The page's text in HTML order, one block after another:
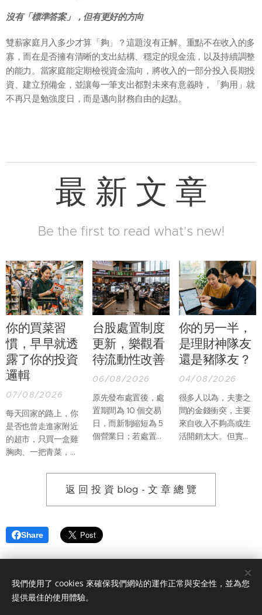
沒有「標準答案」，但有更好的方向
雙薪家庭月入多少才算「夠」？這題沒有正解。重點不在收入的多
寡，而在是否擁有清晰的支出結構、穩定的現金流，以及持續調整
的能力。當家庭能定期檢視資金流向，將收入的一部分投入長期投
資、建立預備金，並讓每一筆支出都對未來有意義時，「夠用」就
不再只是勉強度日，而是邁向財務自由的起點。
最 新 文 章
Be the first to read what's new!
你的買菜習
慣，早早就透
露了你的投資
邏輯
07/08/2026
每天回家的路上，你
是否也曾走進家附近
的超市，只買一盒雞
胸肉、一把青菜，再
物車，到量販店一次
買滿整週食材的畫
變。
台股處置制度
更新，樂觀看
待流動性改善
06/08/2026
原先發布處置後，處
置期間為 10 個交易
日，而新制縮短為 5
個營業日；若處置期
處置期間則由增長至
12 個營業日縮短為僅
你的另一半，
是理財神隊友
還是豬隊友？
04/08/2026
很多人以為，夫妻之
間的金錢衝突，主要
來自收入不夠高或生
活開銷太大。但實際
「沒有錢」，而是兩
個人不知道該如何一
返 回 投 資 blog - 文 章 總 覽
Share
版權所有© 2025 永誠國際證券投資顧問股份有限公司 服務電話 0809-
我們使用了 cookies 來確保我們網站的運作正常與安全性，並為您
提供最佳的使用體驗。